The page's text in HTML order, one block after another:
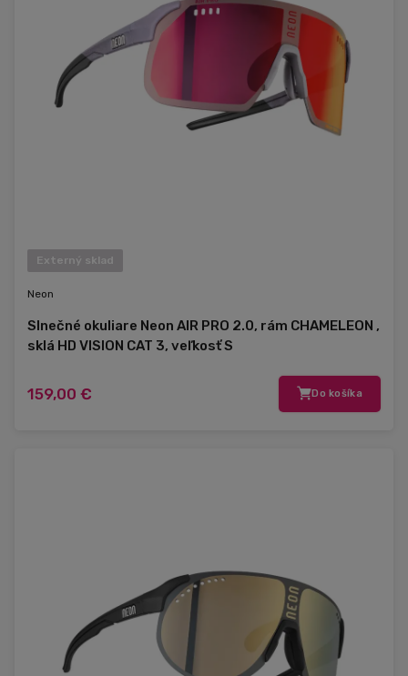
Externý sklad
Neon
Slnečné okuliare Neon AIR PRO 2.0, rám CHAMELEON ,
sklá HD VISION CAT 3, veľkosť S
159,00 € Do košíka